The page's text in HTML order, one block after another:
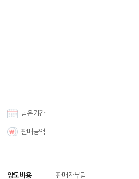
남은기간
판매금액
양도비용 판매자부담